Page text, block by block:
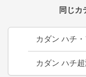
同じカ
カダン ハチ
カダン ハチ